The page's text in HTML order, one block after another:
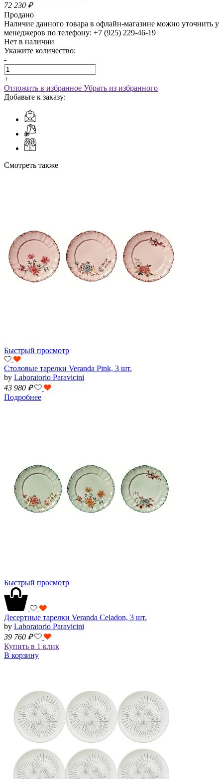
72 230 ₽
Продано
Наличие данного товара в офлайн-магазине можно уточнить у
менеджеров по телефону: +7 (925) 229-46-19
Нет в наличии
Укажите количество:
-
+
Отложить в избранное Убрать из избранного
Добавьте к заказу:
Смотреть также
Быстрый просмотр
Столовые тарелки Veranda Pink, 3 шт.
by Laboratorio Paravicini
43 980 ₽
Подробнее
Быстрый просмотр
Десертные тарелки Veranda Celadon, 3 шт.
by Laboratorio Paravicini
39 760 ₽
Купить в 1 клик
В корзину